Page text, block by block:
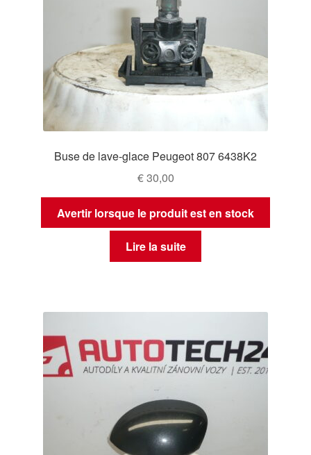
Buse de lave-glace Peugeot 807 6438K2
€30,00
Avertir lorsque le produit est en stock
Lire la suite